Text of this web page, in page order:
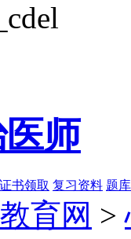
师
证书领取 复习资料 题
育网 >